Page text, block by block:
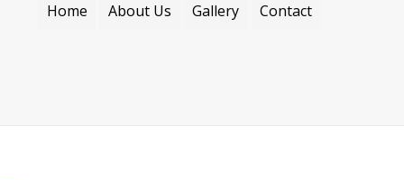
Home About Us Gallery Contact